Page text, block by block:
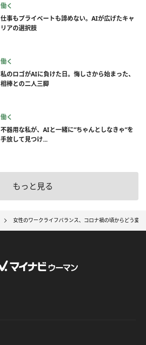
働く
仕事もプライベートも諦めない。AIが広げたキャ
リアの選択肢
働く
私のロゴがAIに負けた日。悔しさから始まった、
相棒との二人三脚
働く
不器用な私が、AIと一緒に”ちゃんとしなきゃ”を
手放して見つけ...
もっと見る
女性のワークライフバランス、コロナ禍の頃からどう変化